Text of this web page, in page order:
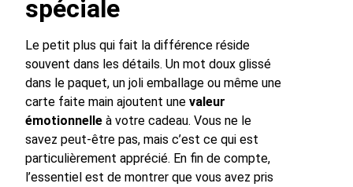
spéciale
Le petit plus qui fait la différence réside
souvent dans les détails. Un mot doux glissé
dans le paquet, un joli emballage ou même une
carte faite main ajoutent une valeur
émotionnelle à votre cadeau. Vous ne le
savez peut-être pas, mais c’est ce qui est
particulièrement apprécié. En fin de compte,
l’essentiel est de montrer que vous avez pris